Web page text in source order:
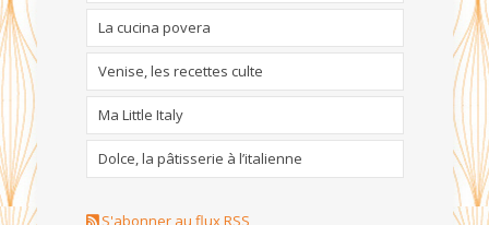
La cucina povera
Venise, les recettes culte
Ma Little Italy
Dolce, la pâtisserie à l’italienne
S'abonner au flux RSS